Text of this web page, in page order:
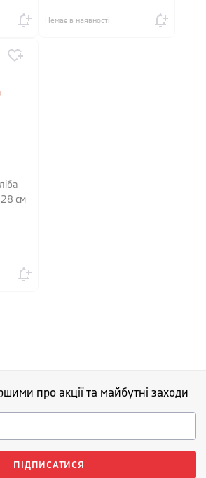
Немає в наявності
28 см
про акції та майбутні заходи
ПІДПИСАТИСЯ